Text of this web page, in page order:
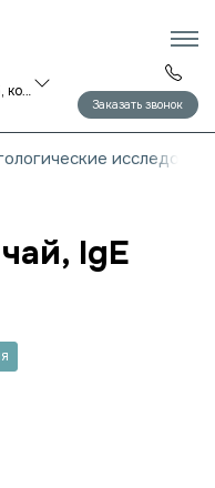
Санкт-Петербург ул. Манчестерская, д. 5, корп. 1
Заказать звонок
IgE